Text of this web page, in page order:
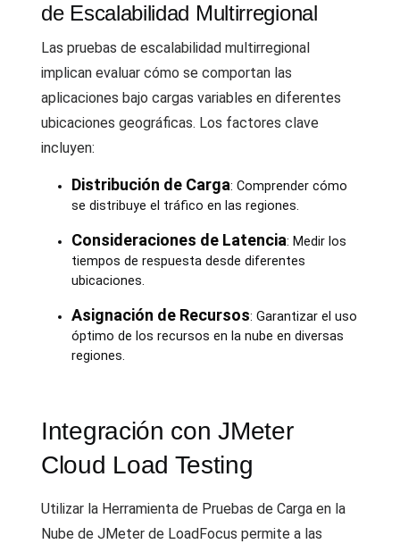
de Escalabilidad Multirregional
Las pruebas de escalabilidad multirregional
implican evaluar cómo se comportan las
aplicaciones bajo cargas variables en diferentes
ubicaciones geográficas. Los factores clave
incluyen:
Distribución de Carga: Comprender cómo
se distribuye el tráfico en las regiones.
Consideraciones de Latencia: Medir los
tiempos de respuesta desde diferentes
ubicaciones.
Asignación de Recursos: Garantizar el uso
óptimo de los recursos en la nube en diversas
regiones.
Integración con JMeter
Cloud Load Testing
Utilizar la Herramienta de Pruebas de Carga en la
Nube de JMeter de LoadFocus permite a las